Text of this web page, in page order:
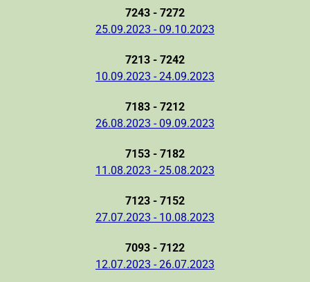
7243 - 7272
25.09.2023 - 09.10.2023
7213 - 7242
10.09.2023 - 24.09.2023
7183 - 7212
26.08.2023 - 09.09.2023
7153 - 7182
11.08.2023 - 25.08.2023
7123 - 7152
27.07.2023 - 10.08.2023
7093 - 7122
12.07.2023 - 26.07.2023